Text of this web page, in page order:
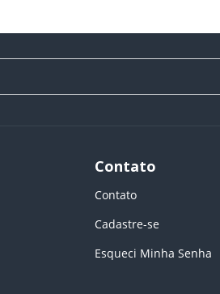
Contato
Contato
Cadastre-se
Esqueci Minha Senha